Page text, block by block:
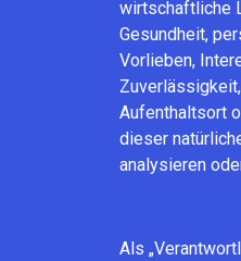
wirtschaftliche
Gesundheit,
Vorlieben,
Aufenthaltsort
dieser
analysieren
Als